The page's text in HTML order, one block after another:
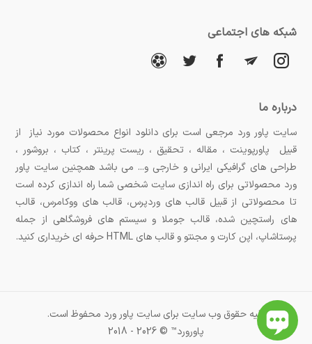
شبکه های اجتماعی
درباره ما
سایت پاور ورد مرجعی است برای دانلود انواع محصولات مورد نیاز از
قبیل پاورپوینت ، مقاله ، تحقیق ، ریست پرینتر ، کتاب ، بروشور ،
طراحی های گرافیکی ایرانی و خارجی و... می باشد همچنین سایت پاور
ورد محصولاتی برای راه اندازی سایت شخصی شما راه اندازی کرده است
تا محصولاتی از قبیل قالب های وردپرس، قالب های ووکامرس، قالب
های راستچین شده، قالب جوملا و سیستم های فروشگاهی از جمله
پرستاشاپ، اپن کارت و مجنتو و قالب های HTML حرفه ای خریداری کنید.
کلیه حقوق وب سایت برای سایت پاور ورد محفوظ است.
پاورورد™ © 2026 - 2018